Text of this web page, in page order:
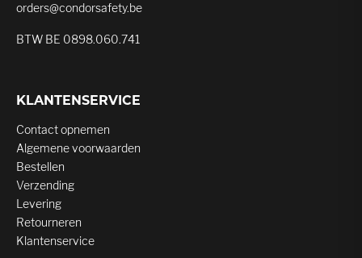
orders@condorsafety.be
BTW BE 0898.060.741
KLANTENSERVICE
Contact opnemen
Algemene voorwaarden
Bestellen
Verzending
Levering
Retourneren
Klantenservice